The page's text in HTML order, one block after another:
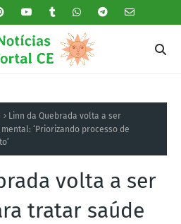
Linn da Quebrada volta a ser
‘Priorizando processo de
volta a ser
tratar saúde